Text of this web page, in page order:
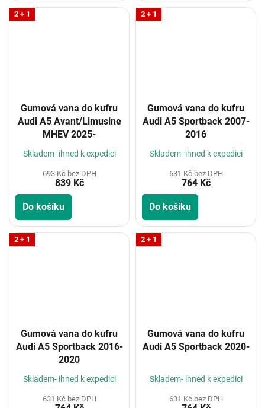
2 + 1
Gumová vana do kufru
Audi A5 Avant/Limusine
MHEV 2025-
Skladem- ihned k expedici
693 Kč bez DPH
839 Kč
Do košíku
2 + 1
Gumová vana do kufru
Audi A5 Sportback 2007-
2016
Skladem- ihned k expedici
631 Kč bez DPH
764 Kč
Do košíku
2 + 1
Gumová vana do kufru
Audi A5 Sportback 2016-
2020
Skladem- ihned k expedici
631 Kč bez DPH
2 + 1
Gumová vana do kufru
Audi A5 Sportback 2020-
Skladem- ihned k expedici
631 Kč bez DPH